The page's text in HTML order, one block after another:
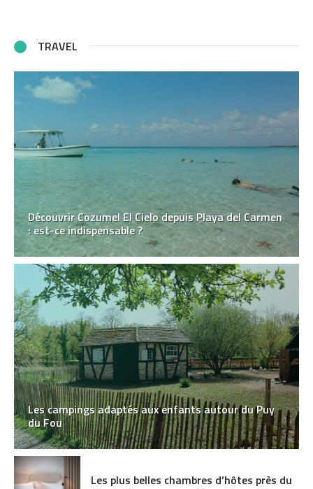
TRAVEL
Découvrir Cozumel El Cielo depuis Playa del Carmen
: est-ce indispensable ?
Les campings adaptés aux enfants autour du Puy
du Fou
Les plus belles chambres d’hôtes près du